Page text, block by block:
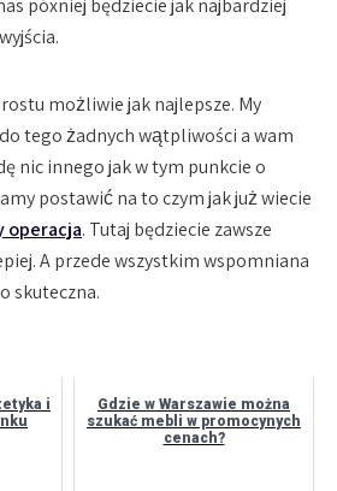
możliwie jak najlepsze. My
tego żadnych wątpliwości a wam
nic innego jak w tym punkcie o
postawić na to czym jak już wiecie
operacja. Tutaj będziecie zawsze
A przede wszystkim wspomniana
skuteczna.
i
Gdzie w Warszawie można
szukać mebli w promocynych
cenach?